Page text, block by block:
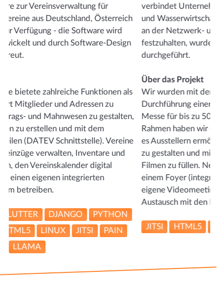
verbindet Unternehmen und Akteure der Energie-
und Wasserwirtschaft - um auch in Zeiten von Corona
an der Netzwerk- und Austausch-Veranstaltung
festzuhalten, wurde die Messe 2021 komplett virtuell
durchgeführt.
Wir wurden mit der Erstellung und technischen
Durchführung einer komplett digitalen und virtuellen
Messe für bis zu 500 Teilnehmer beauftragt. In diesem
Rahmen haben wir ein Messe-System entwickelt das
es Ausstellern ermöglicht, einen digitalen Messestand
zu gestalten und mit Informationen, Auslagen oder
Filmen zu füllen. Neben einer virtuellen Bühne und
einem Foyer (integriertes Videomeeting) gab es
eigene Videomeeting-Räume für jeden Stand zum
JITSI HTML5 DOCKER